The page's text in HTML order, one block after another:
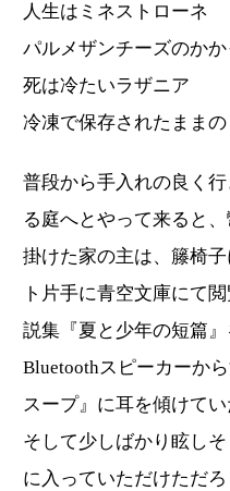
人生はミネストローネ
パルメザンチーズのかか
死は冷たいラザニア
冷凍で保存されたままの
普段から手入れの良く
る庭へとやって来ると
掛けた家の主は、籐椅
ト片手に青空文庫にて
説集『夏と少年の短篇』
Bluetoothスピーカーか
スープ』に耳を傾けてい
そして少しばかり眩し
に入っていただけただ